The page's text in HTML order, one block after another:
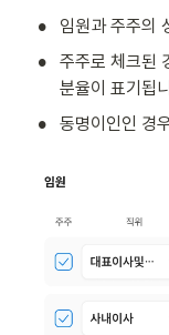
• 임원과 주주의
•
주주로 체크된
분율이 표기됩
• 동명이인인 경